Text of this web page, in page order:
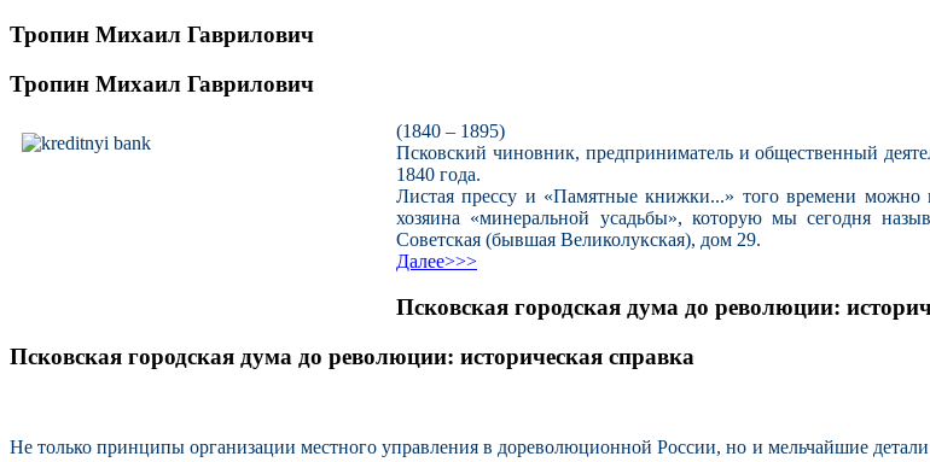
Тропин Михаил Гаврилович
Тропин Михаил Гаврилович
(1840 – 1895)
Псковский чиновник, предприниматель и общественный
1840 года.
Листая прессу и «Памятные книжки...» того времени можно
хозяина «минеральной усадьбы», которую мы сегодня
Советская (бывшая Великолукская), дом 29.
Далее>>>
Псковская городская дума до революции:
Псковская городская дума до революции: историческая справка
Не только принципы организации местного управления в дореволюционной России, но и мельчайшие